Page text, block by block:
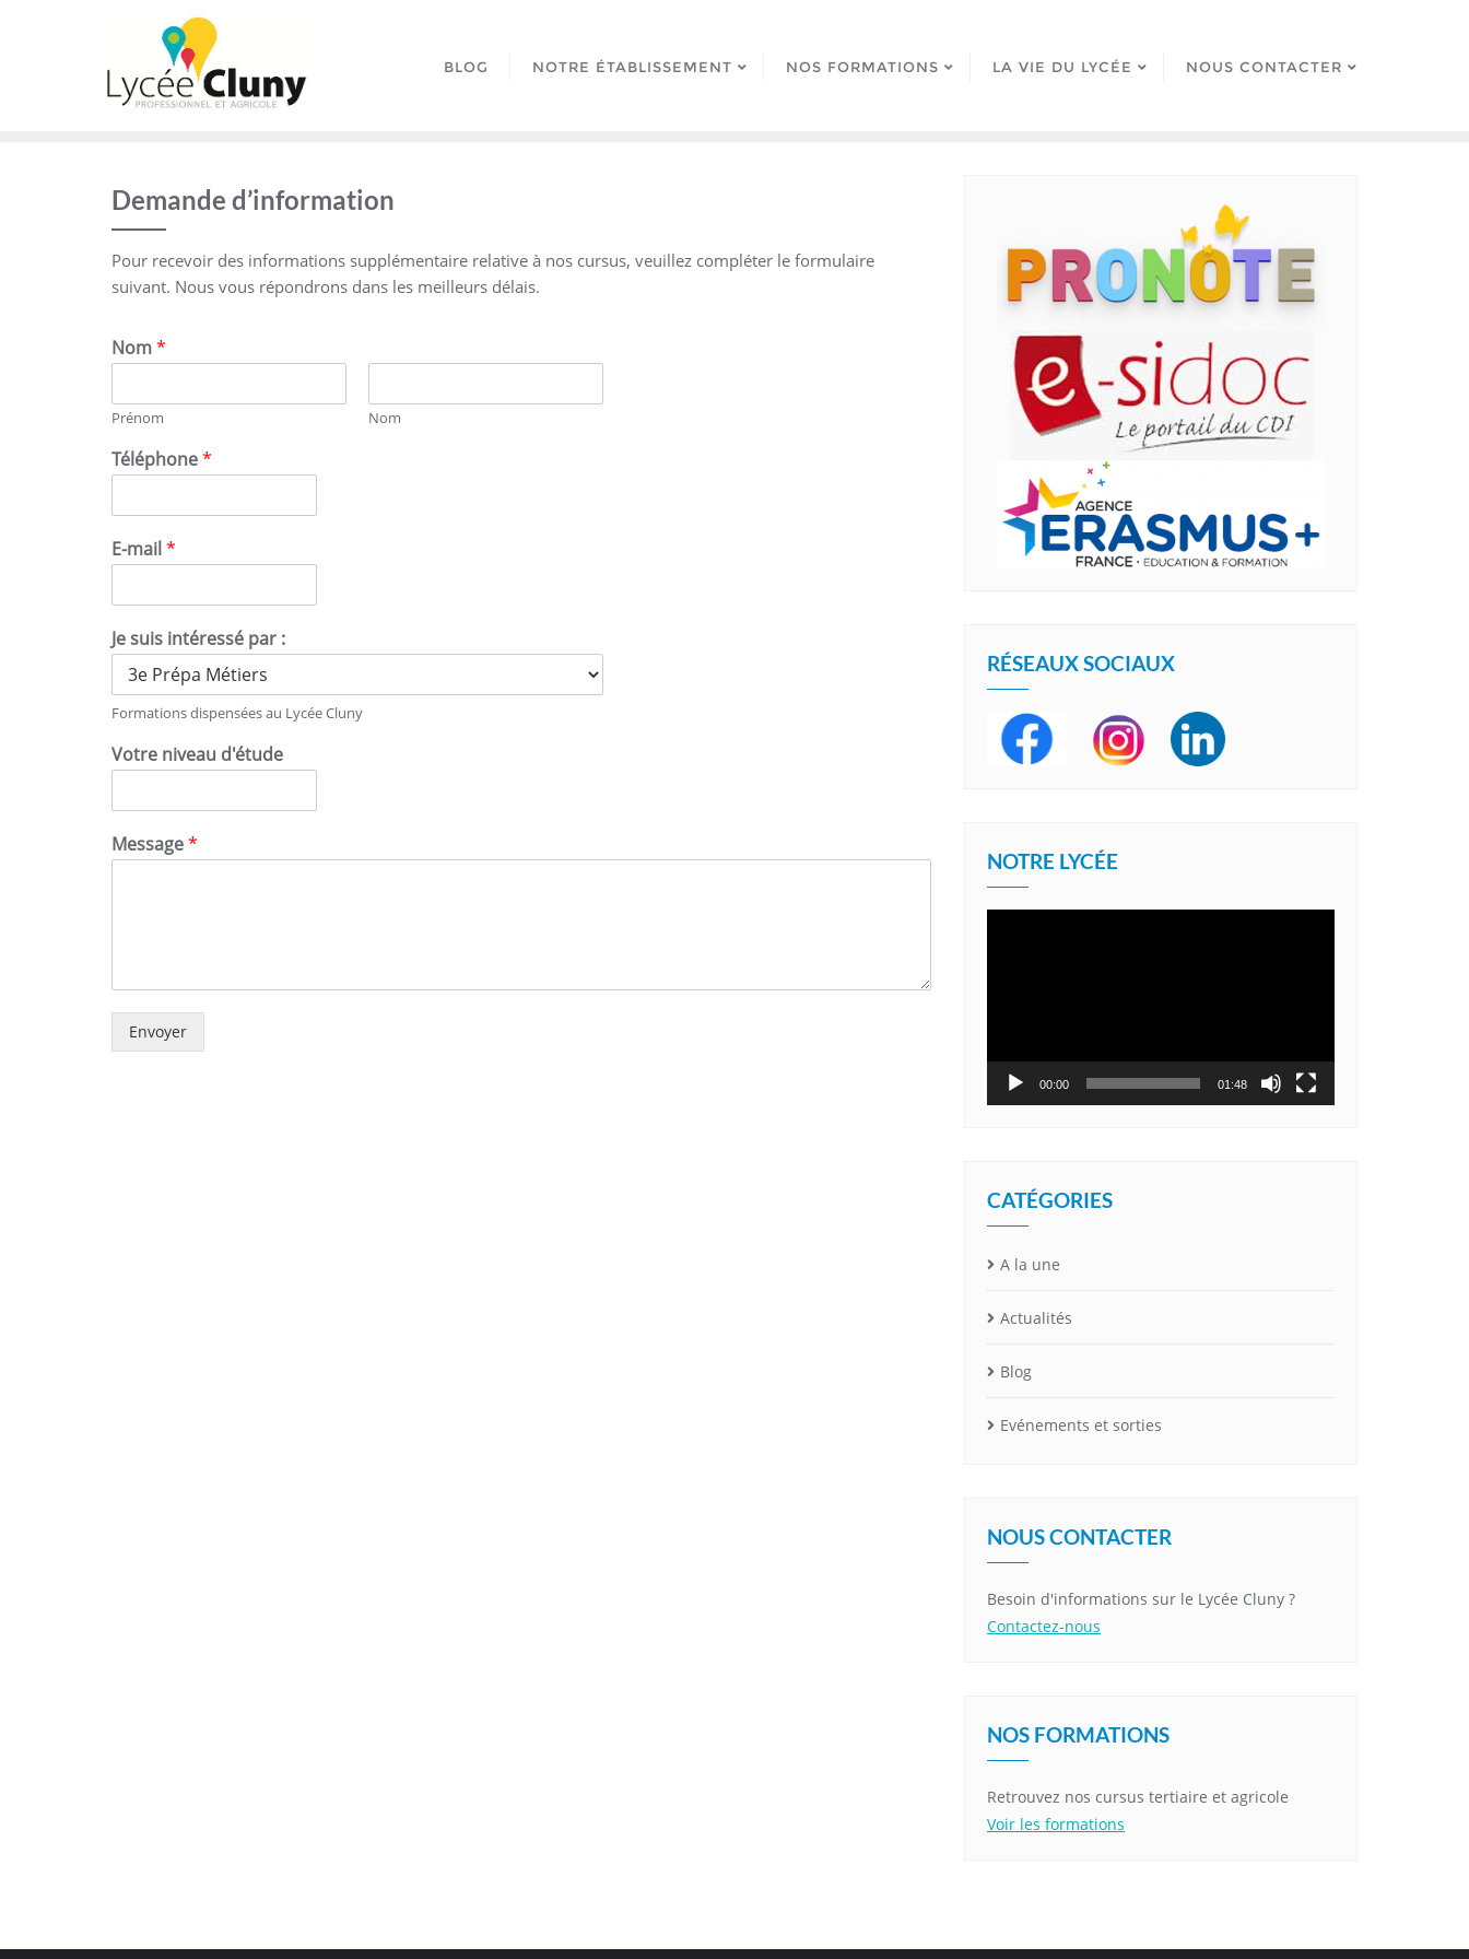
BLOG NOTRE ÉTABLISSEMENT NOS FORMATIONS LA VIE DU LYCÉE NOUS CONTACTER
Demande d’information
Pour recevoir des informations supplémentaire relative à nos cursus, veuillez compléter le formulaire
suivant. Nous vous répondrons dans les meilleurs délais.
Nom*
Prénom Nom
Téléphone*
E-mail *
Je suis intéressé par :
Formations dispensées au Lycée Cluny
Votre niveau d'étude
Message*
Envoyer
RÉSEAUX SOCIAUX
NOTRE LYCÉE
00:00 01:48
CATÉGORIES
A la une
Actualités
Blog
Evénements et sorties
NOUS CONTACTER
Besoin d'informations sur le Lycée Cluny ?
Contactez-nous
NOS FORMATIONS
Retrouvez nos cursus tertiaire et agricole
Voir les formations